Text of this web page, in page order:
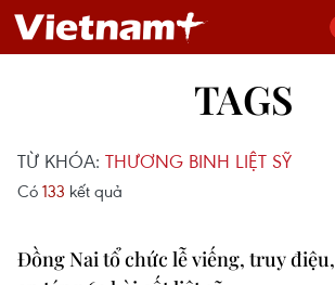
TAGS
TỪ KHÓA: THƯƠNG BINH LIỆT SỸ
Có 133 kết quả
Đồng Nai tổ chức lễ viếng, truy điệu,